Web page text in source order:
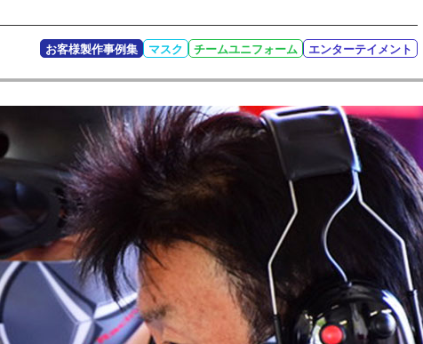
お客様製作事例集 マスク チームユニフォーム エンターテイメント